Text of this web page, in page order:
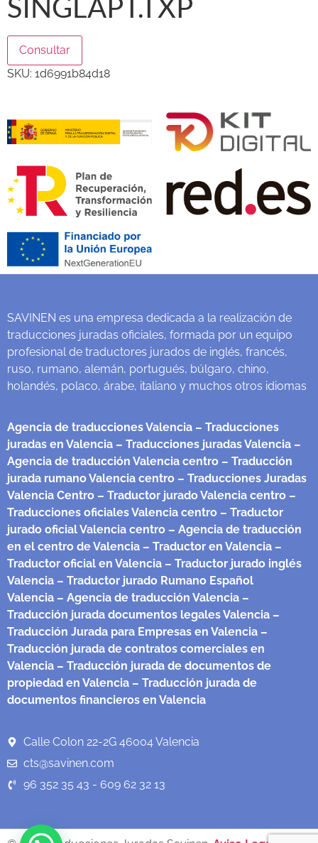
SINGLAPT.TXP
Consultar
SKU: 1d6991b84d18
SAVINEN es una empresa dedicada a la realización de
traducciones juradas oficiales, formada por un equipo
profesional de traductores jurados de inglés, francés,
ruso, rumano, alemán, portugués, búlgaro, chino,
holandés, polaco, árabe, italiano y muchos otros idiomas
Agencia de traducciones Valencia – Traducciones
juradas en Valencia – Traducciones juradas Valencia –
Agencia de traducción Valencia centro – Traducción
jurada rumano Valencia centro – Traducciones Juradas
Valencia Centro – Traductor jurado Valencia centro –
Traducciones oficiales Valencia centro – Traductor
jurado oficial Valencia centro – Agencia de traducción
en el centro de Valencia – Traductor en Valencia –
Traductor oficial en Valencia – Traductor jurado inglés
Valencia – Traductor jurado Rumano Español
Valencia – Agencia de traducción Valencia –
Traducción jurada documentos legales Valencia –
Traducción Jurada para Empresas en Valencia –
Traducción jurada de contratos comerciales en
Valencia – Traducción jurada de documentos de
propiedad en Valencia – Traducción jurada de
documentos financieros en Valencia
Calle Colon 22-2G 46004 Valencia
cts@savinen.com
96 352 35 43 - 609 62 32 13